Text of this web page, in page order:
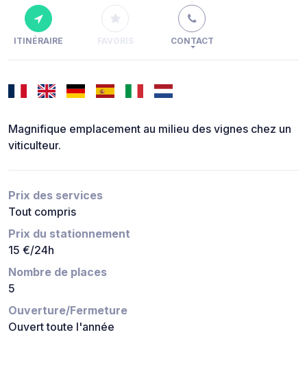
ITINÉRAIRE FAVORIS CONTACT
Magnifique emplacement au milieu des vignes chez un
viticulteur.
Prix des services
Tout compris
Prix du stationnement
15 €/24h
Nombre de places
5
Ouverture/Fermeture
Ouvert toute l'année